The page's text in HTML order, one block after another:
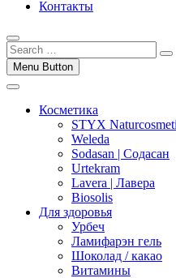
Контакты
Menu Button
Косметика
STYX
Weleda
Sodasan | Содасан
Urtekram
Lavera | Лавера
Biosolis
Для здоровья
Урбеч
Ламифарэн гель
Шоколад / какао
Витамины